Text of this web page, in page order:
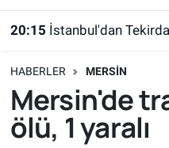
20:15 İstanbul'dan Tekirdağ'a
HABERLER MERSIN
Mersin'de
ölü, 1 yaralı
Süper Lig Puan
Tüm Manşetler